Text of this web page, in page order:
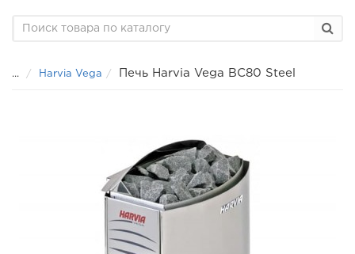
... Harvia Vega Печь Harvia Vega BC80 Steel